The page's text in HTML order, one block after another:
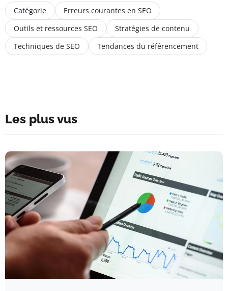
Catégorie
Erreurs courantes en SEO
Outils et ressources SEO
Stratégies de contenu
Techniques de SEO
Tendances du référencement
Les plus vus